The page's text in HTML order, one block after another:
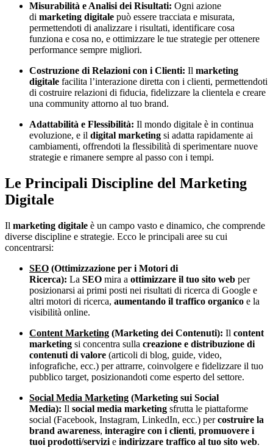
Misurabilità e Analisi dei Risultati: Ogni azione
di marketing digitale può essere tracciata e misurata,
permettendoti di analizzare i risultati, identificare cosa
funziona e cosa no, e ottimizzare le tue strategie per ottenere
performance sempre migliori.
Costruzione di Relazioni con i Clienti: Il marketing
digitale facilita l’interazione diretta con i clienti, permettendoti
di costruire relazioni di fiducia, fidelizzare la clientela e creare
una community attorno al tuo brand.
Adattabilità e Flessibilità: Il mondo digitale è in continua
evoluzione, e il digital marketing si adatta rapidamente ai
cambiamenti, offrendoti la flessibilità di sperimentare nuove
strategie e rimanere sempre al passo con i tempi.
Le Principali Discipline del Marketing
Digitale
Il marketing digitale è un campo vasto e dinamico, che comprende
diverse discipline e strategie. Ecco le principali aree su cui
concentrarsi:
SEO (Ottimizzazione per i Motori di
Ricerca): La SEO mira a ottimizzare il tuo sito web per
posizionarsi ai primi posti nei risultati di ricerca di Google e
altri motori di ricerca, aumentando il traffico organico e la
visibilità online.
Content Marketing (Marketing dei Contenuti): Il content
marketing si concentra sulla creazione e distribuzione di
contenuti di valore (articoli di blog, guide, video,
infografiche, ecc.) per attrarre, coinvolgere e fidelizzare il tuo
pubblico target, posizionandoti come esperto del settore.
Social Media Marketing (Marketing sui Social
Media): Il social media marketing sfrutta le piattaforme
social (Facebook, Instagram, LinkedIn, ecc.) percostruire la
brand awareness, interagire con i clienti, promuovere i
tuoi prodotti/servizi e indirizzare traffico al tuo sito web.